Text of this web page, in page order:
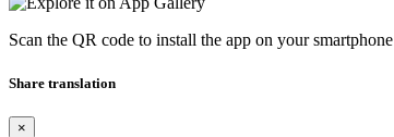
Scan the QR code to install the app on your smartphone
Share translation
×